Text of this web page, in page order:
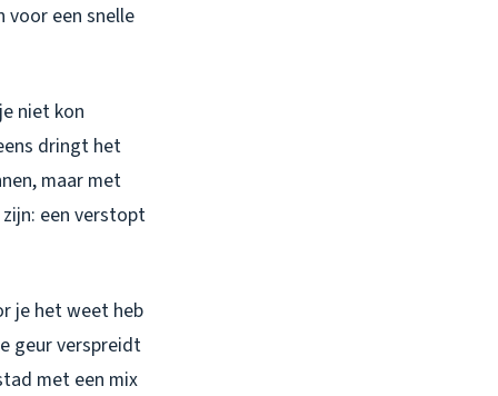
een snelle
niet kon
dringt het
maar met
een verstopt
je het weet heb
geur verspreidt
met een mix